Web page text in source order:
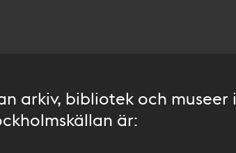
arkiv, bibliotek och museer i
är: